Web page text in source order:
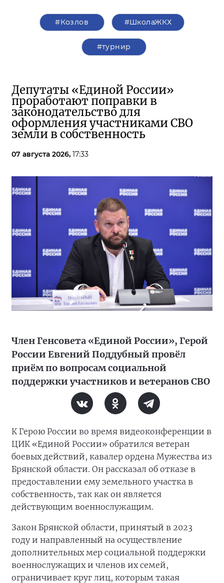
#Козлов #ШколаЖКХ
#турнир
Депутаты «Единой России»
проработают поправки в
законодательство для
оформления участниками СВО
земли в собственность
07 августа 2026, 17:33
Член Генсовета «Единой России», Герой
России Евгений Поддубный провёл
приём по вопросам социальной
поддержки участников и ветеранов СВО
К Герою России во время видеоконференции в
ЦИК «Единой России» обратился ветеран
боевых действий, кавалер ордена Мужества из
Брянской области. Он рассказал об отказе в
предоставлении ему земельного участка в
собственность, так как он является
действующим военнослужащим.
Закон Брянской области, принятый в 2023
году и направленный на осуществление
дополнительных мер социальной поддержки
военнослужащих и членов их семей,
ограничивает круг лиц, которым такая